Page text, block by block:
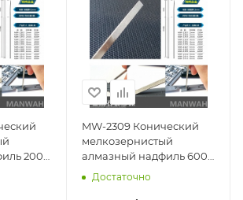
200#
MW-2309 Конический
мелкозернистый
алмазный надфиль 600#
(начало 0.3 Ширина
6mm) ManWah
Достаточно